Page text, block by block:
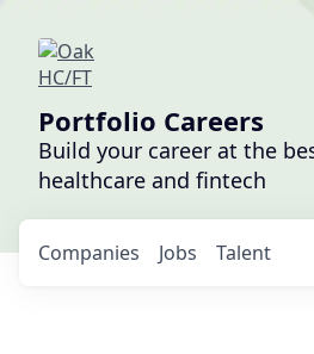
Portfolio Careers
Build your career at the
healthcare and fintech
Jobs
Companies Talent